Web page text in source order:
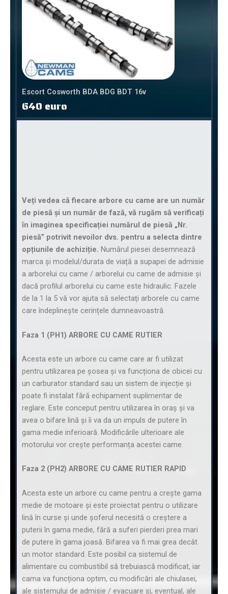
Escort Cosworth BDA BDG BDT 16v
640 euro
Veți vedea că fiecare arbore cu came are un număr
de piesă și un număr de fază, vă rugăm să verificați
în imaginea specificației numărul de piesă „Nr.
piesă” potrivit nevoilor dvs. pentru a selecta dintre
opțiunile de achiziție. Numărul piesei desemnează
marca și modelul/durata de viață a supapei de admisie
a arborelui cu came / arborelui cu came de admisie și
dacă profilul arborelui cu came este hidraulic. Fazele
de la 1 la 5 vă vor ajuta să selectați arborele cu came
care îndeplinește cerințele dumneavoastră.
Faza 1 (PH1) ARBORE CU CAME RUTIER
Acesta este un arbore cu came care ar fi utilizat
pentru utilizarea pe șosea și va funcționa de obicei cu
un carburator standard sau un sistem de injecție și
poate fi instalat fără echipament suplimentar de
reglare. Este conceput pentru utilizarea în oraș și va
avea o bifare lină și îi va da un impuls de putere în
gama medie inferioară. Modificările ulterioare ale
motorului vor crește performanța acestei came.
Faza 2 (PH2) ARBORE CU CAME RUTIER RAPID
Acesta este un arbore cu came pentru a crește gama
medie de motoare și este proiectat pentru o utilizare
lină în curse și unde șoferul necesită o creștere a
puterii în gama medie, fără a suferi pierderi prea mari
de putere în gama joasă. Bifarea va fi mai grea decât
un motor standard. Este posibil ca sistemul de
alimentare cu combustibil să trebuiască modificat, iar
cama va funcționa optim, cu modificări ale chiulasei,
ale sistemului de admisie / evacuare și, eventual, ale